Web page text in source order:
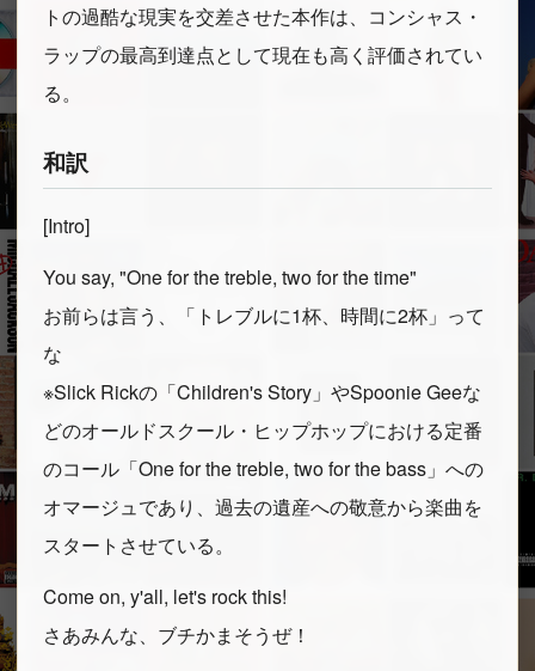
トの過酷な現実を交差させた本作は、コンシャス・
ラップの最高到達点として現在も高く評価されてい
る。
和訳
[Intro]
You say, "One for the treble, two for the time"
お前らは言う、「トレブルに1杯、時間に2杯」って
な
※Slick Rickの「Children's Story」やSpoonie Geeな
どのオールドスクール・ヒップホップにおける定番
のコール「One for the treble, two for the bass」への
オマージュであり、過去の遺産への敬意から楽曲を
スタートさせている。
Come on, y'all, let's rock this!
さあみんな、ブチかまそうぜ！